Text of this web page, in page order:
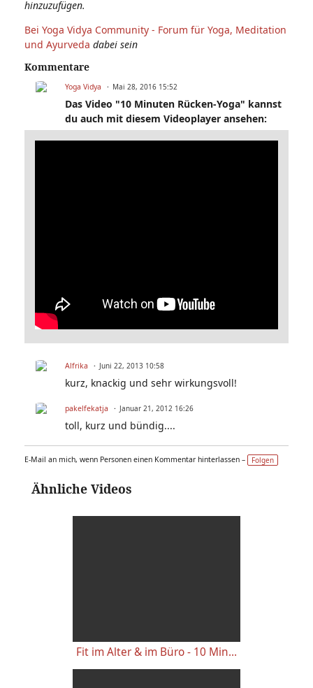
hinzuzufügen.
Bei Yoga Vidya Community - Forum für Yoga, Meditation
und Ayurveda dabei sein
Kommentare
Yoga Vidya Mai 28, 2016 15:52
Das Video "10 Minuten Rücken-Yoga" kannst
du auch mit diesem Videoplayer ansehen:
Alfrika Juni 22, 2013 10:58
kurz, knackig und sehr wirkungsvoll!
pakelfekatja Januar 21, 2012 16:26
toll, kurz und bündig....
E-Mail an mich, wenn Personen einen Kommentar hinterlassen – Folgen
Ähnliche Videos
Fit im Alter & im Büro - 10 Minuten Yoga auf dem Stuhl mit Adishakti | Yoga Vidya